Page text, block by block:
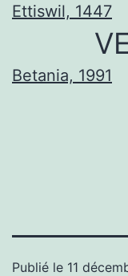
Ettiswil, 1447
Betania, 1991
Publié le 11